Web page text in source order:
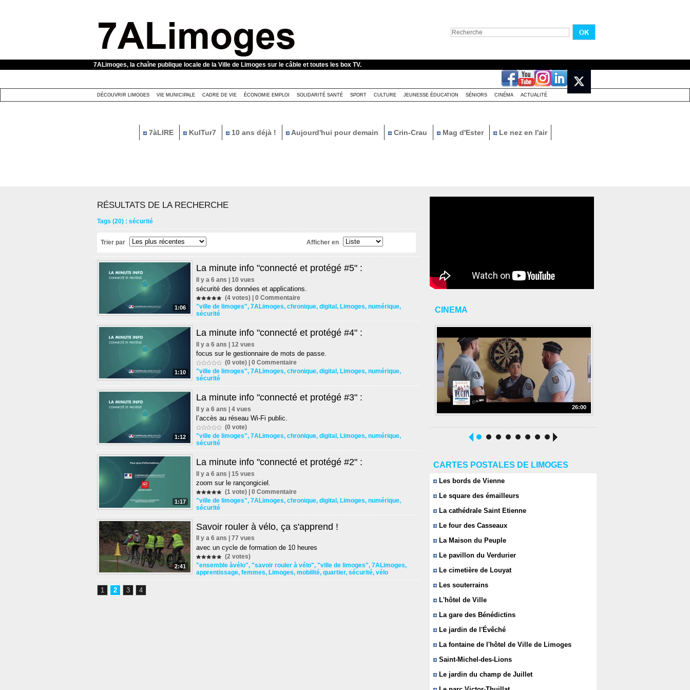
7ALimoges, la chaîne publique locale de la Ville de Limoges sur le câble et toutes les box TV.
DÉCOUVRIR LIMOGES VIE MUNICIPALE CADRE DE VIE ÉCONOMIE EMPLOI SOLIDARITÉ SANTÉ SPORT CULTURE JEUNESSE ÉDUCATION SÉNIORS CINÉMA ACTUALITÉ
7àLIRE KulTur7 10 ans déjà ! Aujourd'hui pour demain Crin-Crau Mag d'Ester Le nez en l'air
RÉSULTATS DE LA RECHERCHE
Tags (20) : sécurité
Trier par Afficher en
1:06
La minute info "connecté et protégé #5" :
Il y a 6 ans | 10 vues
sécurité des données et applications.
(4 votes) | 0 Commentaire
"ville de limoges", 7ALimoges, chronique, digital , Limoges, numérique,
sécurité
1:10
La minute info "connecté et protégé #4" :
Il y a 6 ans | 12 vues
focus sur le gestionnaire de mots de passe.
(0 vote) | 0 Commentaire
"ville de limoges", 7ALimoges, chronique, digital , Limoges, numérique,
sécurité
1:12
La minute info "connecté et protégé #3" :
Il y a 6 ans | 4 vues
l’accès au réseau Wi-Fi public.
(0 vote)
"ville de limoges", 7ALimoges, chronique, digital , Limoges, numérique,
sécurité
1:17
La minute info "connecté et protégé #2" :
Il y a 6 ans | 15 vues
zoom sur le rançongiciel.
(1 vote) | 0 Commentaire
"ville de limoges", 7ALimoges, chronique, digital , Limoges, numérique,
sécurité
2:41
Savoir rouler à vélo, ça s'apprend !
Il y a 6 ans | 77 vues
avec un cycle de formation de 10 heures
(2 votes)
"ensemble àvélo", "savoir rouler à vélo", "ville de limoges", 7ALimoges,
apprentissage, femmes, Limoges, mobilité, quartier, sécurité, vélo
1 2 3 4
CINEMA
26:00
CARTES POSTALES DE LIMOGES
Les bords de Vienne
Le square des émailleurs
La cathédrale Saint Etienne
Le four des Casseaux
La Maison du Peuple
Le pavillon du Verdurier
Le cimetière de Louyat
Les souterrains
L'hôtel de Ville
La gare des Bénédictins
Le jardin de l'Évêché
La fontaine de l'hôtel de Ville de Limoges
Saint-Michel-des-Lions
Le jardin du champ de Juillet